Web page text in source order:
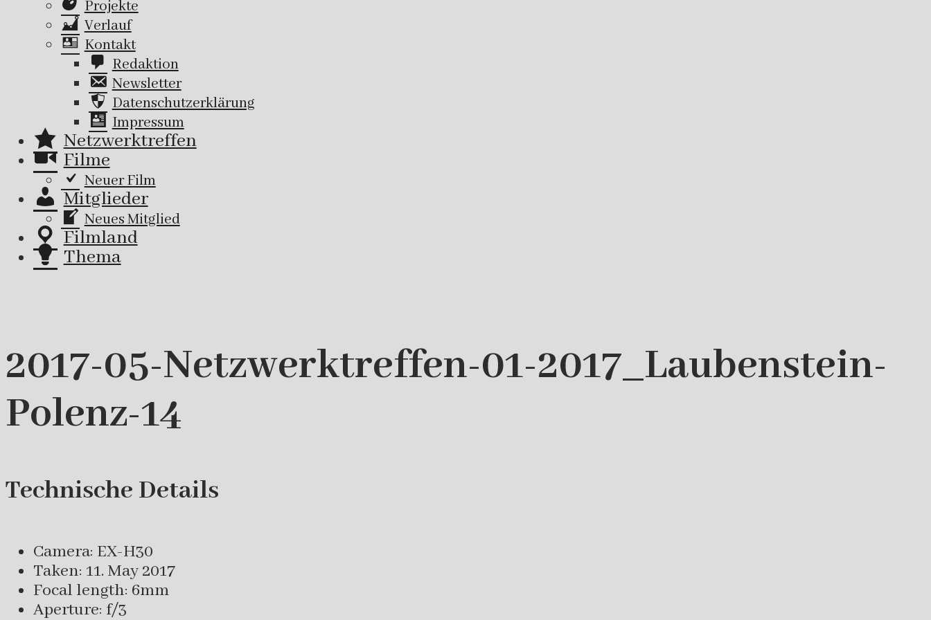
Projekte
Verlauf
Kontakt
Redaktion
Newsletter
Datenschutzerklärung
Impressum
Netzwerktreffen
Filme
Neuer Film
Mitglieder
Neues Mitglied
Filmland
Thema
2017-05-Netzwerktreffen-01-2017_Laubenstein-
Polenz-14
Technische Details
Camera: EX-H30
Taken: 11. May 2017
Focal length: 6mm
Aperture: f/3